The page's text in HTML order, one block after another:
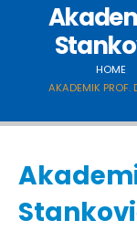
HOME
AKADEMIK PROF.